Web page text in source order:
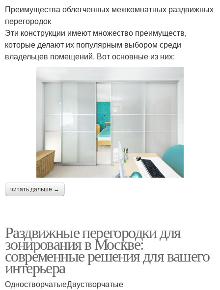
Преимущества облегченных межкомнатных раздвижных
перегородок
Эти конструкции имеют множество преимуществ,
которые делают их популярным выбором среди
владельцев помещений. Вот основные из них:
читать дальше →
Раздвижные перегородки для
зонирования в Москве:
современные решения для вашего
интерьера
ОдностворчатыеДвустворчатые